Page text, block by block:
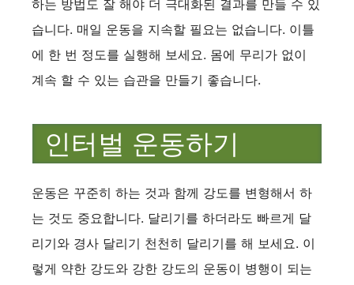
하는 방법도 잘 해야 더 극대화된 결과를 만들 수 있
습니다. 매일 운동을 지속할 필요는 없습니다. 이틀
에 한 번 정도를 실행해 보세요. 몸에 무리가 없이
계속 할 수 있는 습관을 만들기 좋습니다.
인터벌 운동하기
운동은 꾸준히 하는 것과 함께 강도를 변형해서 하
는 것도 중요합니다. 달리기를 하더라도 빠르게 달
리기와 경사 달리기 천천히 달리기를 해 보세요. 이
렇게 약한 강도와 강한 강도의 운동이 병행이 되는